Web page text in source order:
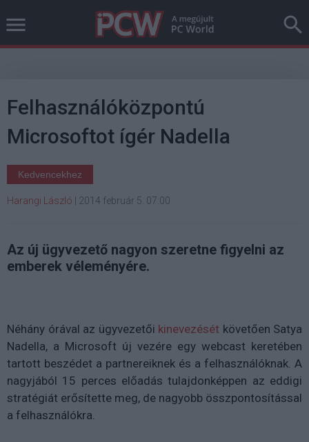
Felhasználóközpontú
Microsoftot ígér Nadella
Kedvencekhez
Harangi László 2014 február 5. 07:00
Az új ügyvezető nagyon szeretne figyelni az
emberek véleményére.
Néhány órával az ügyvezetői kinevezését követően Satya
Nadella, a Microsoft új vezére egy webcast keretében
tartott beszédet a partnereiknek és a felhasználóknak. A
nagyjából 15 perces előadás tulajdonképpen az eddigi
stratégiát erősítette meg, de nagyobb összpontosítással
a felhasználókra.